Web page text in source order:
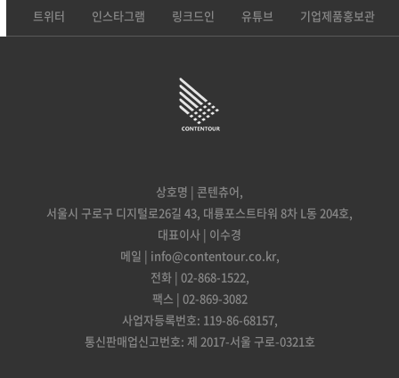
트위터 인스타그램 링크드인 유튜브 기업제품홍보관
상호명 | 콘텐츄어,
서울시 구로구 디지털로26길 43, 대륭포스트타워 8차 L동 204호,
대표이사 | 이수경
메일 | info@contentour.co.kr,
전화 | 02-868-1522,
팩스 | 02-869-3082
사업자등록번호: 119-86-68157,
통신판매업신고번호: 제 2017-서울 구로-0321호